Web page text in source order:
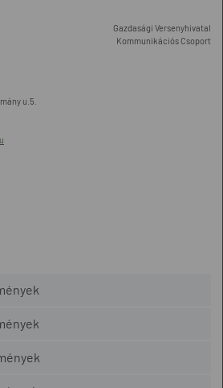
Gazdasági Versenyhivatal
Kommunikációs Csoport
u.5.